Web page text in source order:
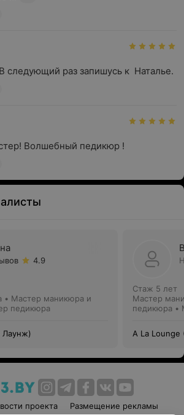
следующий раз запишусь к  Наталье.
Волшебный педикюр !
4.9
• Мастер маникюра и
педикюра
Лаунж)
Стаж 5 лет
Мастер
педикюра •
A La
проекта Размещение рекламы